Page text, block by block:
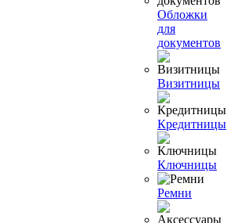
Обложки
для
документов
Визитницы
Кредитницы
Ключницы
Ремни